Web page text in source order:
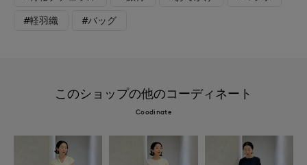
#軽羽織 #バッグ
このショップの他のコーディネート
Coodinate